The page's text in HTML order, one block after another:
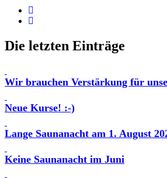
Die letzten Einträge
Wir brauchen Verstärkung für
Neue Kurse! :-)
Lange Saunanacht am 1. August
Keine Saunanacht im Juni